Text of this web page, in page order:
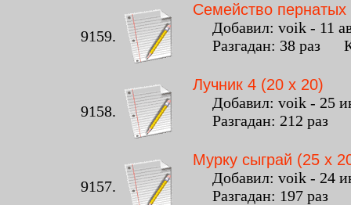
9159.
Семейство
Добавил: voik - 11
Разгадан: 38 раз
9158.
Лучник 4 (20 x 20)
Добавил: voik - 25
Разгадан: 212 раз
9157.
Мурку сыграй (25 x
Добавил: voik - 24
Разгадан: 197 раз